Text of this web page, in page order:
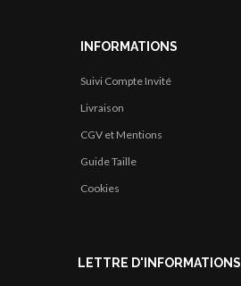
INFORMATIONS
Suivi Compte Invité
Livraison
CGV et Mentions
Guide Taille
Cookies
LETTRE D'INFORMATIONS